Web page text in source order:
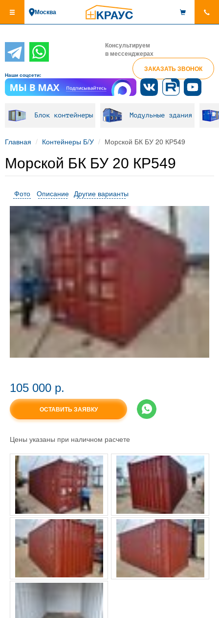
основному
Москва
Консультируем
в мессенджерах
ЗАКАЗАТЬ ЗВОНОК
Наши соцсети:
Блок контейнеры Модульные здания
Главная Контейнеры Б/У Морской БК БУ 20 КР549
Морской БК БУ 20 КР549
Фото Описание Другие варианты
105 000 p.
ОСТАВИТЬ ЗАЯВКУ
Цены указаны при наличном расчете